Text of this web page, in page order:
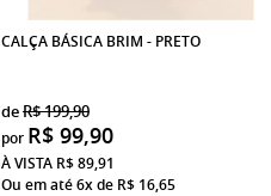
CALÇA BÁSICA BRIM - PRETO
deR$ 199,90
por R$ 99,90
À VISTA R$ 89,91
Ou em até 6x de R$ 16,65